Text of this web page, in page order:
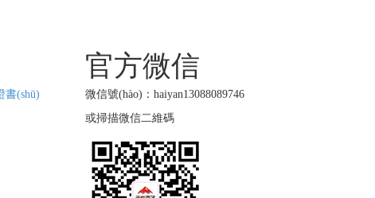
書(shū)
官方微信
微信號(hào)：haiyan13088089746
或掃描微信二維碼